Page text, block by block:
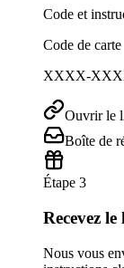
Code et
Code de carte
XXXX-
Ouvrir le
Boîte de
Étape 3
Recevez
Nous vous